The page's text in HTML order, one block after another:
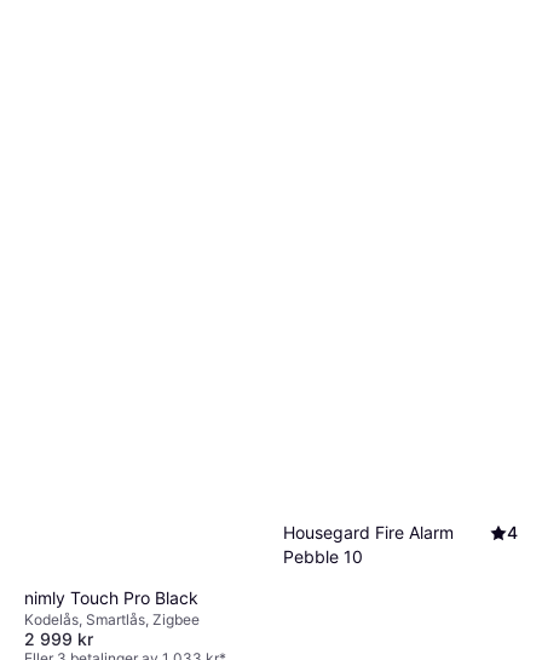
nimly Touch Pro Black
Kodelås, Smartlås, Zigbee
2 999 kr
Housegard Fire Alarm
Pebble 10
4